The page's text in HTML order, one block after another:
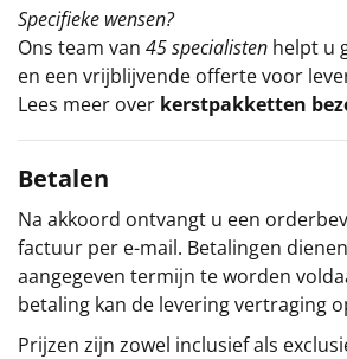
Specifieke wensen?
Ons team van 45 specialisten helpt u
en een vrijblijvende offerte voor
Lees meer over kerstpakketten
Betalen
Na akkoord ontvangt u een
factuur per e-mail. Betalingen
aangegeven termijn te worden
betaling kan de levering vertraging
Prijzen zijn zowel inclusief als